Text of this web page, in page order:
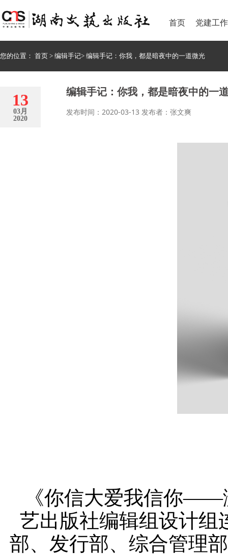
首页 党建工作
您的位置： 首页 > 编辑手记> 编辑手记：你我，都是暗夜中的一道微光
13
03月
2020
编辑手记：你我，都是暗夜中的一
发布时间：2020-03-13 发布者：张文爽
《你信大爱我信你——
艺出版社编辑组设计组
部、发行部、综合管理